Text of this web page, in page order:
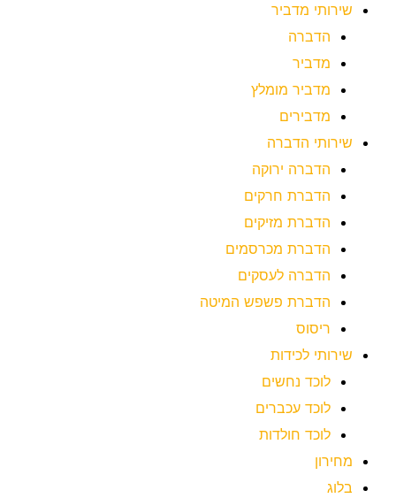
שירותי מדביר
הדברה
מדביר
מדביר מומלץ
מדבירים
שירותי הדברה
הדברה ירוקה
הדברת חרקים
הדברת מזיקים
הדברת מכרסמים
הדברה לעסקים
הדברת פשפש המיטה
ריסוס
שירותי לכידות
לוכד נחשים
לוכד עכברים
לוכד חולדות
מחירון
בלוג